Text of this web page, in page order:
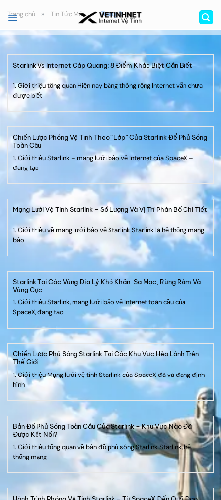
qua
nội
dung
Trang chủ » Tin Tức Mới » Trang 2
Starlink Vs Internet Cáp Quang: 8 Điểm Khác Biệt Cần Biết
1. Giới thiệu tổng quan Hiện nay băng thông rộng Internet vẫn chưa
được biết
Chiến Lược Phóng Vệ Tinh Theo “Lớp” Của Starlink Để Phủ Sóng
Toàn Cầu
1. Giới thiệu Starlink – mạng lưới bảo vệ Internet của SpaceX –
đang tạo
Mạng Lưới Vệ Tinh Starlink – Số Lượng Và Vị Trí Phân Bố Chi Tiết
1. Giới thiệu về mạng lưới bảo vệ Starlink Starlink là hệ thống mạng
bảo
Starlink Tại Các Vùng Địa Lý Khó Khăn: Sa Mạc, Rừng Rậm Và
Vùng Cực
1. Giới thiệu Starlink, mạng lưới bảo vệ Internet toàn cầu của
SpaceX, đang tạo
Chiến Lược Phủ Sóng Starlink Tại Các Khu Vực Hẻo Lánh Trên
Thế Giới
1. Giới thiệu Mạng lưới vệ tinh Starlink của SpaceX đã và đang định
hình
Bản Đồ Phủ Sóng Toàn Cầu Của Starlink – Khu Vực Nào Đã
Được Kết Nối?
1. Giới thiệu tổng quan về bản đồ phủ sóng Starlink Starlink, hệ
thống mạng
Hành Trình Phóng Vệ Tinh Starlink – Từ SpaceX Đến Quỹ Đạo